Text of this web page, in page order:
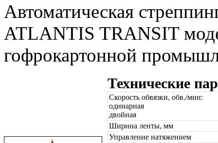
Автоматическая
ATLANTIS TRANSIT
гофрокартонной
Технические
Скорость обвязки, обв./мин:
одинарная
двойная
Ширина ленты, мм
Управление натяжением